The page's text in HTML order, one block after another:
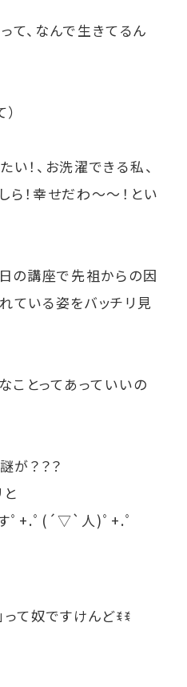
て、なんで生きてるん
！、お洗濯できる私、
ら！幸せだわ～～！とい
の講座で先祖からの因
ている姿をバッチリ見
ことってあっていいの
が？？？
すﾟ+.ﾟ(´▽`人)ﾟ+.ﾟ
て奴ですけんどꉂꉂ